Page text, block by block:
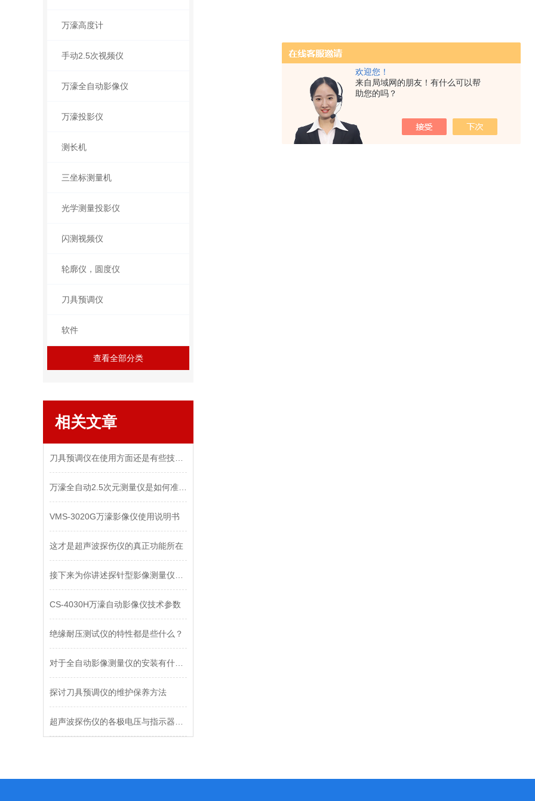
欢迎您！
来自局域网的朋友！有什么可以帮
助您的吗？
万濠高度计
手动2.5次视频仪
万濠全自动影像仪
万濠投影仪
测长机
三坐标测量机
光学测量投影仪
闪测视频仪
轮廓仪，圆度仪
刀具预调仪
软件
查看全部分类
相关文章
VMS-3020G万濠影像仪使用说明书
这才是超声波探伤仪的真正功能所在
CS-4030H万濠自动影像仪技术参数
绝缘耐压测试仪的特性都是些什么？
探讨刀具预调仪的维护保养方法